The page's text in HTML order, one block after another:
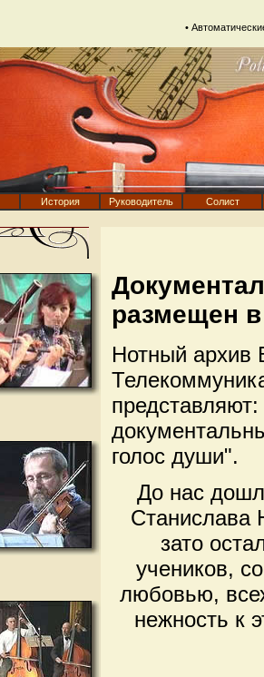
•
История Руководитель Солист
размещен
Нотный архив
голос души".
До нас
Станислава
зато
учеников,
любовью,
нежность к